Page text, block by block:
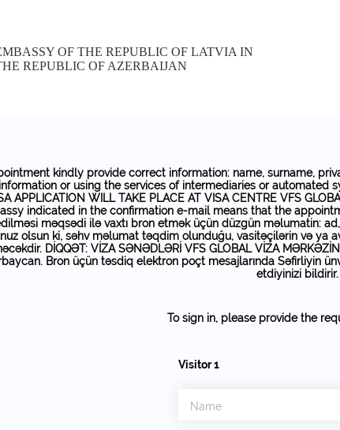
OF THE REPUBLIC OF LATVIA IN
REPUBLIC OF AZERBAIJAN
kindly provide correct information: name, surname,
or using the services of intermediaries or automated
APPLICATION WILL TAKE PLACE AT VISA CENTRE VFS
indicated in the confirmation e-mail means that the
məqsədi ilə vaxtı bron etmək üçün düzgün məlumatin:
olsun ki, səhv məlumat təqdim olunduğu, vasitəçilərin və ya
DİQQƏT: VİZA SƏNƏDLƏRİ VFS GLOBAL VİZA
Bron üçün təsdiq elektron poçt mesajlarında Səfirliyin
etdiyinizi bildirir.
To sign in, please provide the
Visitor1
Name